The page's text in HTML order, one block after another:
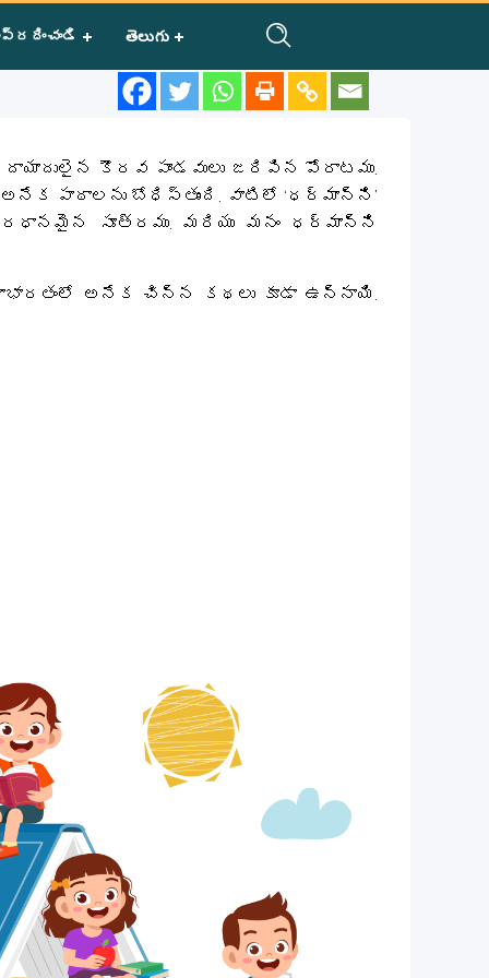
తెలుగు
కౌరవ పాండవులు జరిపిన పోరాటము.
పాఠాలను బోధిస్తుంది. వాటిలో ‘ధర్మాన్ని’
సూత్రము. మరియు మనం ధర్మాన్ని
అనేక చిన్న కథలు కూడా ఉన్నాయి.